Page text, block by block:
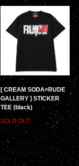
[ CREAM SODA×RUDE
GALLERY ] STICKER
TEE (black)
SOLD OUT